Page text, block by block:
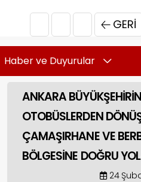
GERI
Haber ve Duyurular
ANKARA
OTOBÜSLERDEN
ÇAMAŞIRHANE VE
BÖLGESİNE DOĞRU
24